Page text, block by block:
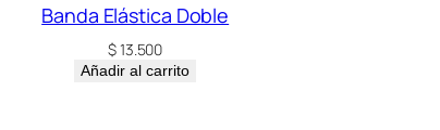
Banda Elástica Doble
$13.500
Añadir al carrito